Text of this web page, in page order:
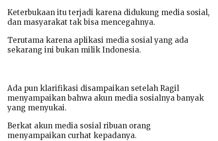
Keterbukaan itu terjadi karena didukung media sosial,
dan masyarakat tak bisa mencegahnya.
Terutama karena aplikasi media sosial yang ada
sekarang ini bukan milik Indonesia.
Ada pun klarifikasi disampaikan setelah Ragil
menyampaikan bahwa akun media sosialnya banyak
yang menyukai.
Berkat akun media sosial ribuan orang
menyampaikan curhat kepadanya.